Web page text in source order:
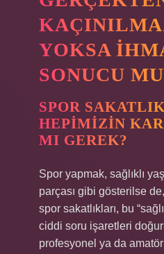
YOKSA
SONUCU
SPOR
HEPIMIZIN
MI GEREK?
Spor yapmak, sağlıklı
parçası gibi gösterilse
spor sakatlıkları, bu
ciddi soru işaretleri
profesyonel ya da